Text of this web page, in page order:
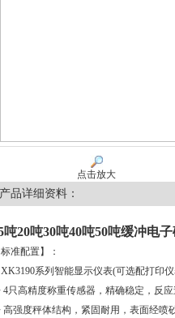
点击放大
产品详细资料：
吨20吨30吨40吨50吨缓冲电
准配置】：
系列智能显示仪表(可选配打印
只高精度称重传感器，精确稳定，反
强度秤体结构，紧固耐用，表面经喷